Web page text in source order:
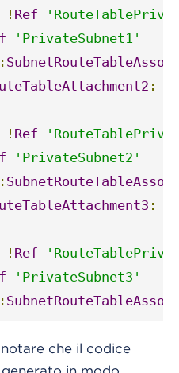
! Ref
'PrivateSubnet1'
:
! Ref
'PrivateSubnet2'
:
! Ref
'PrivateSubnet3'
che il codice